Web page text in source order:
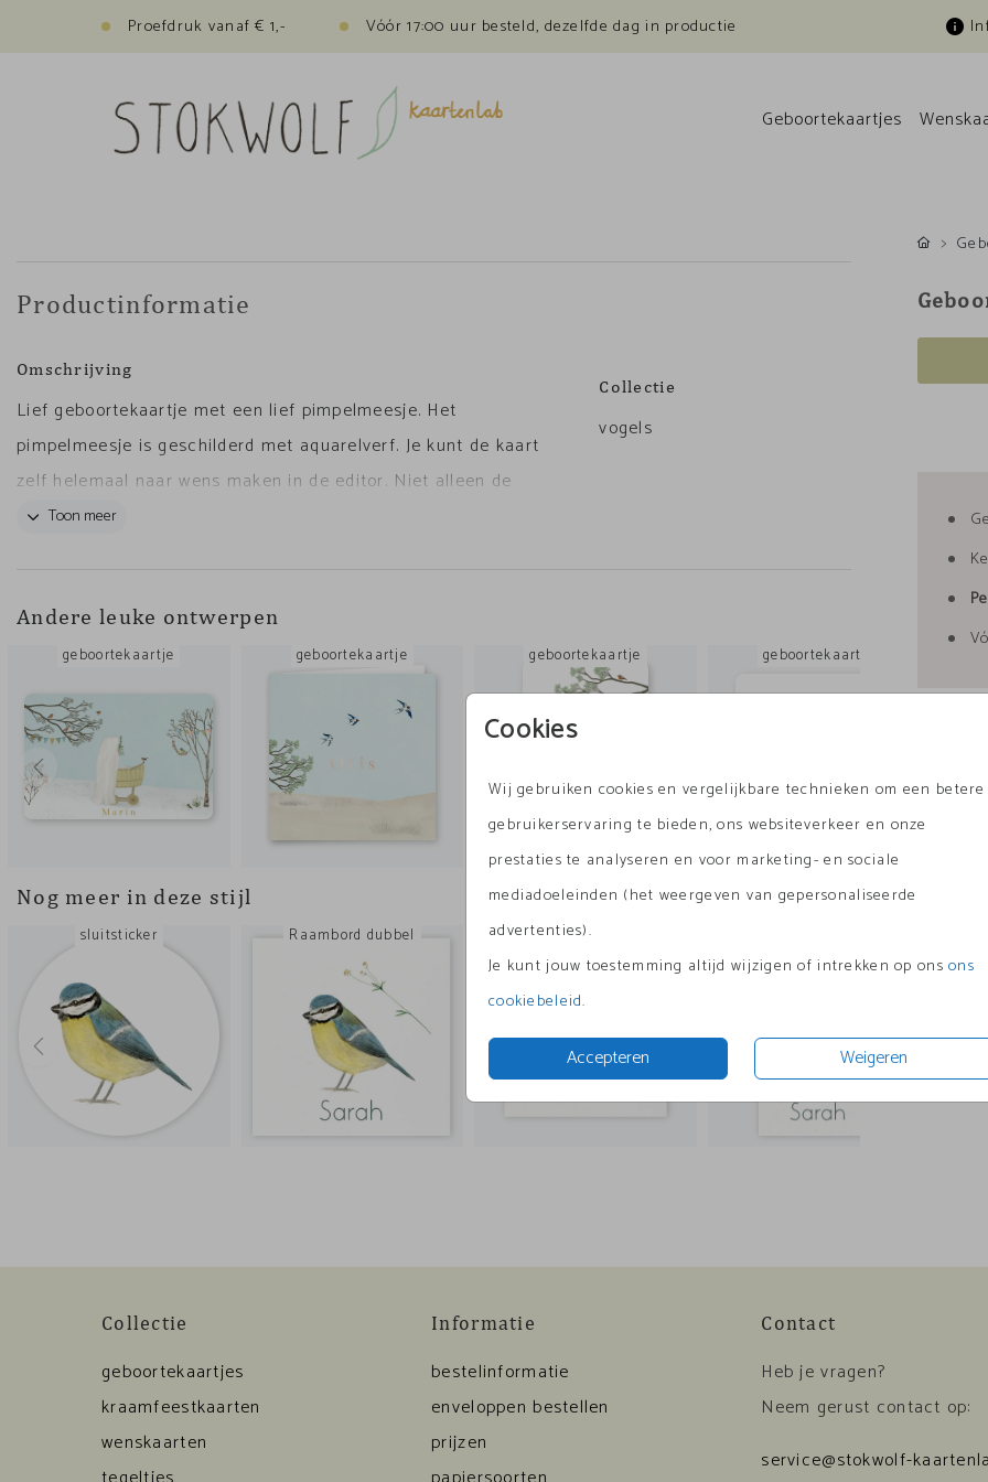
Proefdruk vanaf € 1,- Vóór 17:00 uur besteld, dezelfde dag in productie
Geboortekaartjes
Cookies
Wij gebruiken cookies en vergelijkbare technieken om een betere
gebruikerservaring te bieden, ons websiteverkeer en onze
prestaties te analyseren en voor marketing- en sociale
mediadoeleinden (het weergeven van gepersonaliseerde
advertenties).
Je kunt jouw toestemming altijd wijzigen of intrekken op onsons
cookiebeleid.
Accepteren Weigeren
Productinformatie
Omschrijving
Lief geboortekaartje met een lief pimpelmeesje. Het
pimpelmeesje is geschilderd met aquarelverf. Je kunt de kaart
zelf helemaal naar wens maken in de editor. Niet alleen de
lettertypes en -kleuren kun je aanpassen, maar je kunt ook
Toon meer
Collectie
vogels
Andere leuke ontwerpen
geboortekaartje geboortekaartje geboortekaartje geboortekaartje
Nog meer in deze stijl
sluitsticker Raambord dubbel tegeltje
Collectie
geboortekaartjes
kraamfeestkaarten
wenskaarten
Informatie
bestelinformatie
enveloppen bestellen
prijzen
Contact
Heb je vragen?
Neem gerust contact op:
service@stokwolf-